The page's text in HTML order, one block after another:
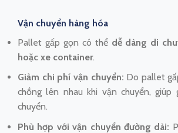
Vận chuyển hàng hóa
Pallet gấp gọn có thể dễ dàng di
hoặc xe container.
Giảm chi phí vận chuyển: Do pallet
chồng lên nhau khi vận chuyển, giúp
chuyển.
Phù hợp với vận chuyển đường dài: